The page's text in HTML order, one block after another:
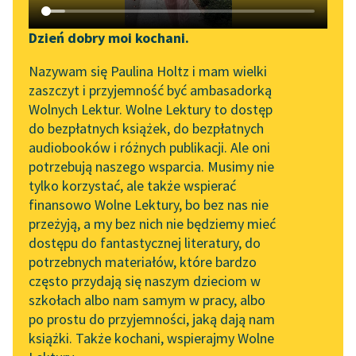
Katalog DAISY
Podkasty o książkach
Zgłoś brak utworu
Aktualności
„Prokurator Alicja Horn”
do słuchania
Byliśmy częścią AI Impact
Lab
Zapraszamy na spotkanie
online z tłumaczkami
literatury skandynawskiej
Spotkanie z Katarzyną
Tunkiel w Oslo
102. lata temu zmarł
Joseph Conrad
Narzędzia
Mapa Wolnych Lektur
Leśmianator
Przewodnik dla piszących i
czytających
API
OAI-PMH
Widget Wolnych Lektur
Przypisy
Dzień dobry moi kochani.
Nazywam się Paulina Holtz i mam wielki
zaszczyt i przyjemność być ambasadorką
Wolnych Lektur. Wolne Lektury to dostęp
do bezpłatnych książek, do bezpłatnych
audiobooków i różnych publikacji. Ale oni
potrzebują naszego wsparcia. Musimy nie
tylko korzystać, ale także wspierać
finansowo Wolne Lektury, bo bez nas nie
przeżyją, a my bez nich nie będziemy mieć
dostępu do fantastycznej literatury, do
potrzebnych materiałów, które bardzo
często przydają się naszym dzieciom w
szkołach albo nam samym w pracy, albo
po prostu do przyjemności, jaką dają nam
książki. Także kochani, wspierajmy Wolne
pobierz audiobook
pobierz książkę
Paulina Chruściel , reż. Rafał Poławski ArtRepublica
1×